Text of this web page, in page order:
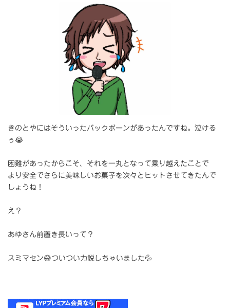
きのとやにはそういったバックボーンがあったんですね。泣ける
ぅ😭
困難があったからこそ、それを一丸となって乗り越えたことで
より安全でさらに美味しいお菓子を次々とヒットさせてきたんで
しょうね！
え？
あゆさん前置き長いって？
スミマセン😅ついつい力説しちゃいました💦